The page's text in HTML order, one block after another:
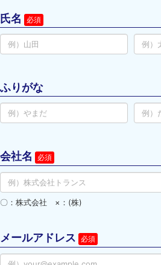
氏名
ふりがな
会社名
〇：株式会社 ×：(株)
メールアドレス